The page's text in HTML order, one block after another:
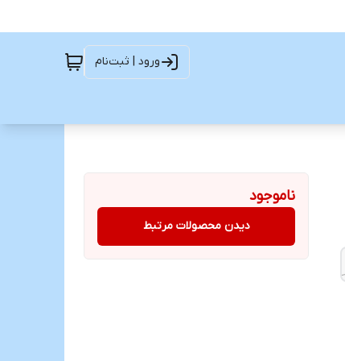
ورود | ثبت‌نام
ناموجود
دیدن محصولات مرتبط